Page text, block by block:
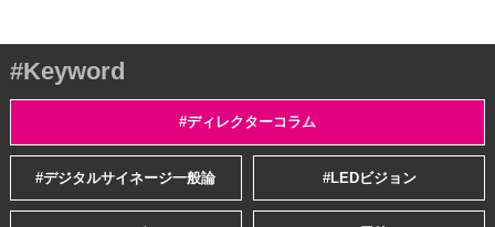
#Keyword
#ディレクターコラム
#デジタルサイネージ一般論 #LEDビジョン